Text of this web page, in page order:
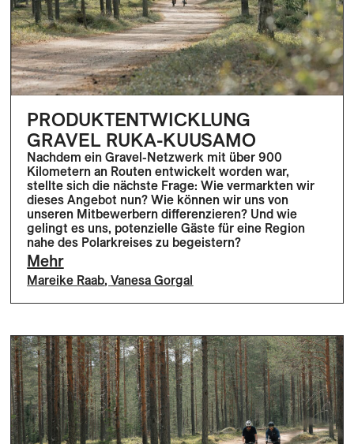
PRODUKTENTWICKLUNG
GRAVEL RUKA-KUUSAMO
Nachdem ein Gravel-Netzwerk mit über 900
Kilometern an Routen entwickelt worden war,
stellte sich die nächste Frage: Wie vermarkten wir
dieses Angebot nun? Wie können wir uns von
unseren Mitbewerbern differenzieren? Und wie
gelingt es uns, potenzielle Gäste für eine Region
nahe des Polarkreises zu begeistern?
Mehr
Mareike Raab,Vanesa Gorgal